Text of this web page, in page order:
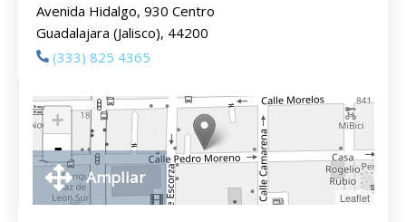
Avenida Hidalgo, 930 Centro
Guadalajara (Jalisco), 44200
(333) 825 4365
+
-
Leaflet
Ampliar